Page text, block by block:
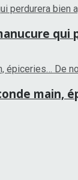
qui
main,